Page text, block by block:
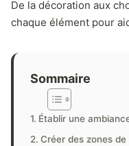
De la décoration aux
chaque élément pour
Sommaire
Établir une
Créer des zones